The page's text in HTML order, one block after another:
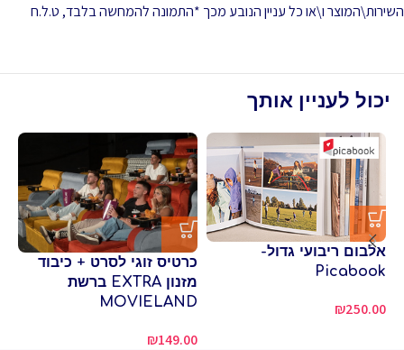
השירות\המוצר ו\או כל עניין הנובע מכך *התמונה להמחשה בלבד, ט.ל.ח
יכול לעניין אותך
אלבום ריבועי גדול-
Picabook
₪250.00
כרטיס זוגי לסרט + כיבוד
מזנון EXTRA ברשת
MOVIELAND
₪149.00